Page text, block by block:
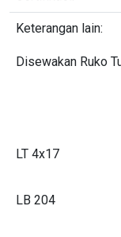
Keterangan lain:
Disewakan Ruko
LT 4x17
LB 204